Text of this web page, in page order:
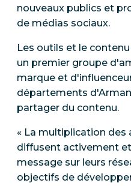
nouveaux publics et
de médias sociaux.
Les outils et le
un premier groupe
marque et
départements
partager du contenu.
« La multiplication des
diffusent activement
message sur leurs
objectifs de